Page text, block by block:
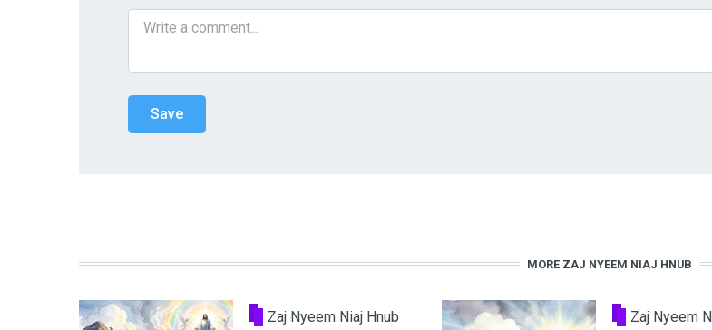
MORE ZAJ NYEEM NIAJ HNUB
Zaj Nyeem Niaj Hnub Zaj Nyeem